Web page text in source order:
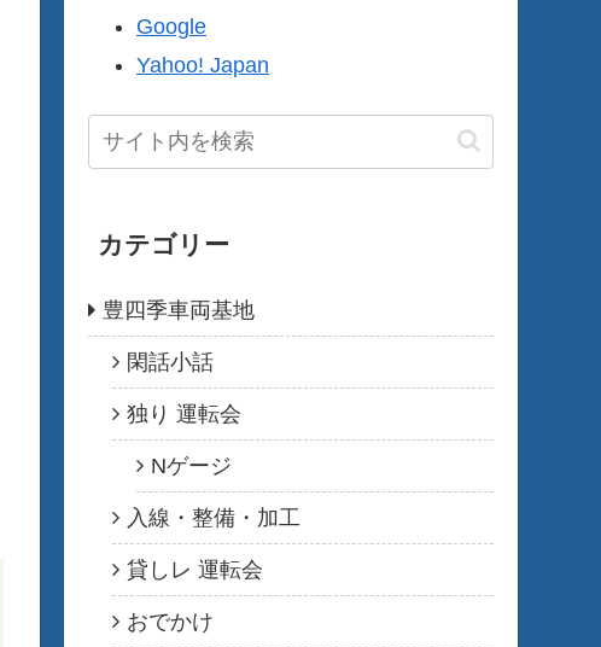
Google
Yahoo! Japan
カテゴリー
豊四季車両基地
閑話小話
独り 運転会
Nゲージ
入線・整備・加工
貸しレ 運転会
おでかけ